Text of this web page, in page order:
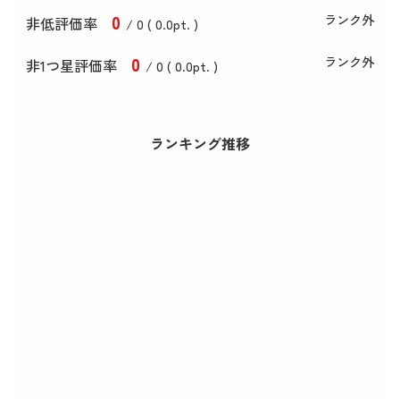
非低評価率 0 / 0 ( 0.0pt. ) ランク外
非1つ星評価率 0 / 0 ( 0.0pt. ) ランク外
ランキング推移